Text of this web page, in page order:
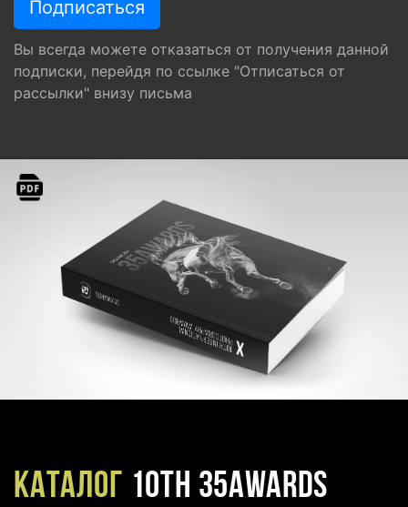
Вы всегда можете отказаться от получения данной
подписки, перейдя по ссылке "Отписаться от
рассылки" внизу письма
Каталог 10TH 35AWARDS